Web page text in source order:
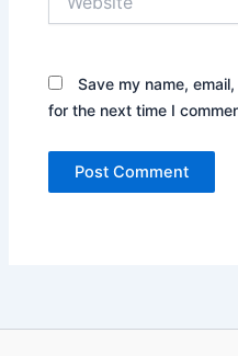
Save my name,
for the next time I